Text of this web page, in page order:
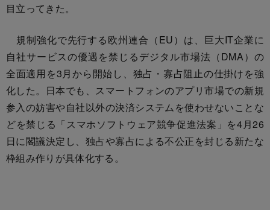
目立ってきた。
規制強化で先行する欧州連合（EU）は、巨大IT企業に
自社サービスの優遇を禁じるデジタル市場法（DMA）の
全面適用を3月から開始し、独占・寡占阻止の仕掛けを強
化した。日本でも、スマートフォンのアプリ市場での新規
参入の妨害や自社以外の決済システムを使わせないことな
どを禁じる「スマホソフトウェア競争促進法案」を4月26
日に閣議決定し、独占や寡占による不公正を封じる新たな
枠組み作りが具体化する。